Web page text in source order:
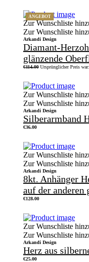
ANGEBOT
Zur Wunschliste
Zur Wunschliste
Arkandi Design
Diamant-
glänzende
€114.00 Ursprünglicher Preis
Zur Wunschliste
Zur Wunschliste
Arkandi Design
Silberarmband
€36.00
Zur Wunschliste
Zur Wunschliste
Arkandi Design
8kt. Anhänger
auf der anderen
€128.00
Zur Wunschliste
Zur Wunschliste
Arkandi Design
Herz aus
€25.00